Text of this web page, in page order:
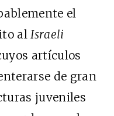
el
alIsraeli
artículos
de gran
juveniles